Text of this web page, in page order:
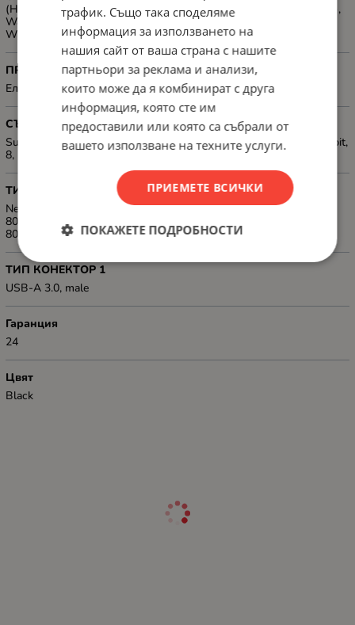
(Half/Full Duplex), Fast Ethernet up to 100 Mb/s (Half/Full Duplex),
Wake on Lan (WoL), Support Wake on Lan (WoL); Supported OS:
Windows XP/Vista/7/8/10, Mac OS
ПРЕДНАЗНАЧЕН ЗА
Електронна техника
СЪВМЕСТИМОСТ
Supported OS: Windows: 10 64bit, 10, XP, Vista 64bit, Vista, 8 64bit,
8, 7 64bit, 7; MAC; Linux
ТИП
Network adapter - Wireless Standard: Short Guard Interval, IEEE
802.11k, IEEE 802.11i, IEEE 802.11e, IEE 802.11b/g/n 2.4GHz, IEE
802.11a/n/ac 5GHz, Frame aggregation, 2x2 MIMO
ТИП КОНЕКТОР 1
USB-A 3.0, male
Гаранция
24
Цвят
Black
трафик. Също така споделяме
информация за използването на
нашия сайт от ваша страна с нашите
партньори за реклама и анализи,
които може да я комбинират с друга
информация, която сте им
предоставили или която са събрали от
вашето използване на техните услуги.
ПРИЕМЕТЕ ВСИЧКИ
ПОКАЖЕТЕ ПОДРОБНОСТИ